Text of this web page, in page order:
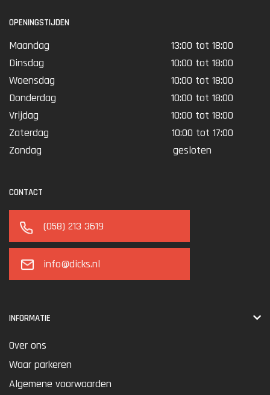
OPENINGSTIJDEN
Maandag
13:00 tot 18:00
Dinsdag
10:00 tot 18:00
Woensdag
10:00 tot 18:00
Donderdag
10:00 tot 18:00
Vrijdag
10:00 tot 18:00
Zaterdag
10:00 tot 17:00
Zondag
gesloten
CONTACT
(058) 213 3619
info@dicks.nl
INFORMATIE
Over ons
Waar parkeren
Algemene voorwaarden